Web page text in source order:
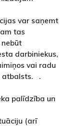
var saņemt
tas
darbiniekus,
vai radu
atbalsts. .
palīdzība un
(arī